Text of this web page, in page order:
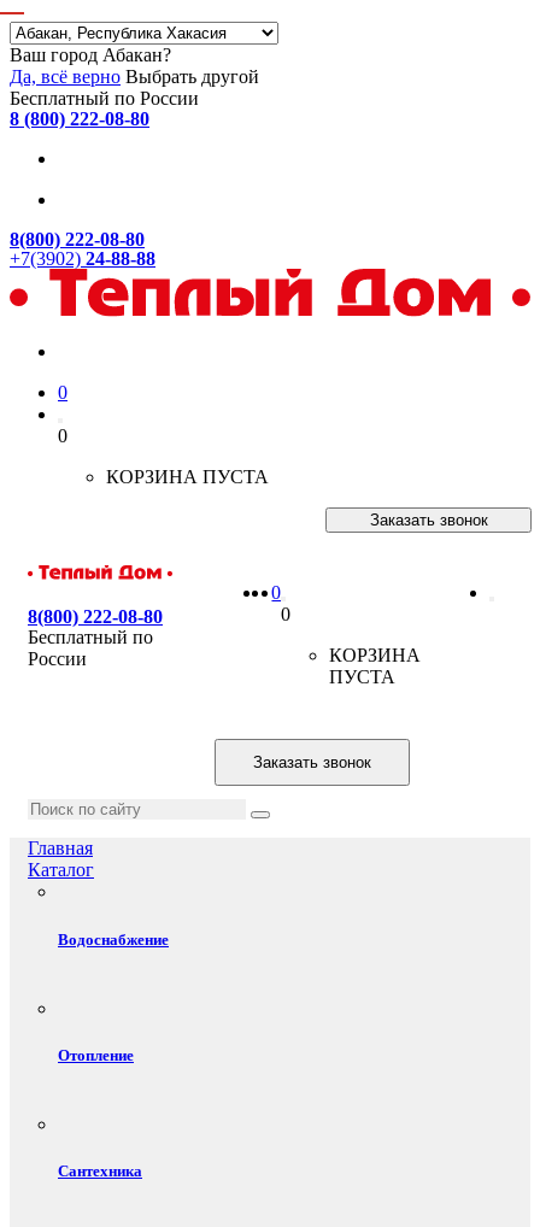
Ваш город Абакан?
Да, всё верно Выбрать другой
Бесплатный по России
8 (800) 222-08-80
8(800) 222-08-80
+7(3902) 24-88-88
0
0
КОРЗИНА ПУСТА
Заказать звонок
8(800) 222-08-80
Бесплатный по
России
0
0
КОРЗИНА
ПУСТА
Заказать звонок
Главная
Каталог
Водоснабжение
Отопление
Сантехника